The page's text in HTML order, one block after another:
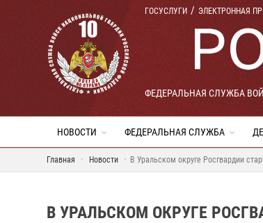
ГОСУСЛУГИ ЭЛЕКТРОННАЯ
ФЕДЕРАЛЬНАЯ СЛУЖБА
НОВОСТИ ФЕДЕРАЛЬНАЯ СЛУЖБА
Главная Новости В Уральском округе Росгвардии
В УРАЛЬСКОМ ОКРУГЕ